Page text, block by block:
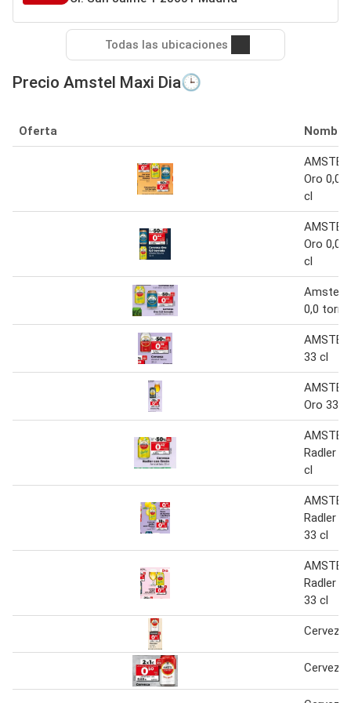
Todas las ubicaciones
Precio Amstel Maxi Dia🕒
Oferta Nombre
Oro 0,0
cl
Oro 0,0
cl
Amstel
0,0
33 cl
Oro 33 cl
Radler
cl
Radler
33 cl
Radler
33 cl
Cerveza
Cerveza